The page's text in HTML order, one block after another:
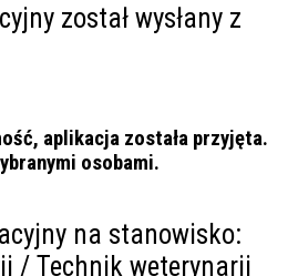
został wysłany z
aplikacja została przyjęta.
osobami.
na stanowisko:
/ Technik weterynarii